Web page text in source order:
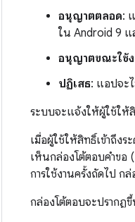
อนุญาตตลอด:
ใน Android 9 แ
อนุญาตขณะใช้
ปฏิเสธ: แอปจะ
ระบบจะแจ้งให้ผู้ใช้ให้
เมื่อผู้ใช้ให้สิทธิ์เข้าถึงร
เห็นกล่องโต้ตอบคำขอ
การใช้งานครั้งถัดไป ก
กล่องโต้ตอบจะปรากฏ